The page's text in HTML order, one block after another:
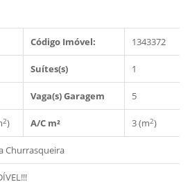
Código Imóvel: 1343372
Suítes(s) 1
Vaga(s) Garagem 5
2) A/C m² 3 (m2)
Churrasqueira